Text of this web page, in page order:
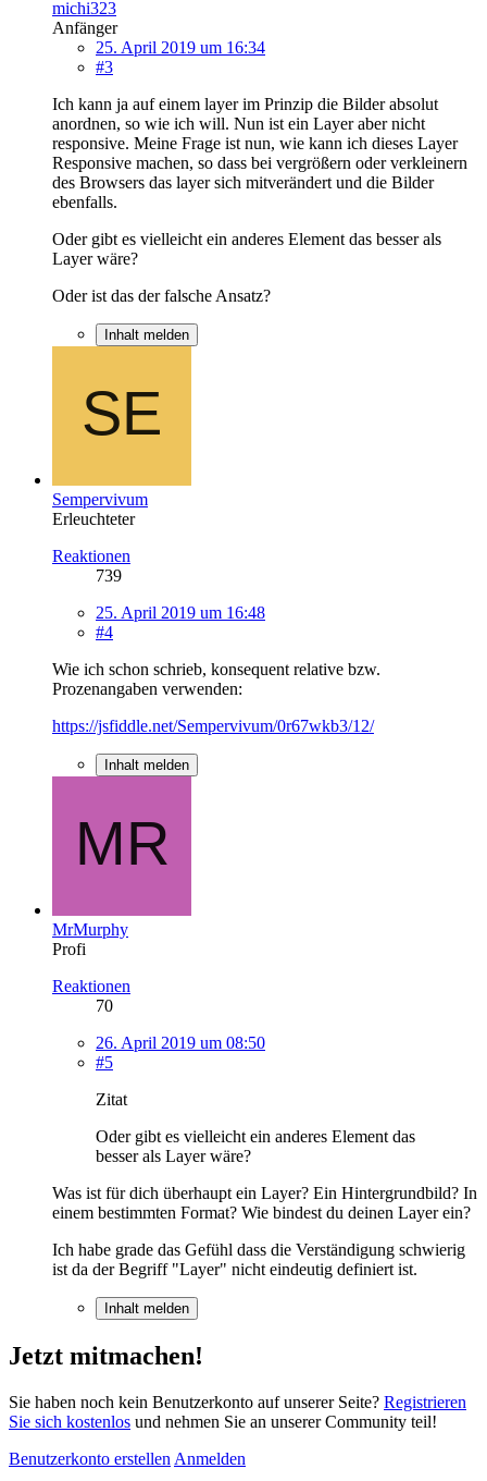
michi323
Anfänger
25. April 2019 um 16:34
#3
Ich kann ja auf einem layer im Prinzip die Bilder absolut
anordnen, so wie ich will. Nun ist ein Layer aber nicht
responsive. Meine Frage ist nun, wie kann ich dieses Layer
Responsive machen, so dass bei vergrößern oder verkleinern
des Browsers das layer sich mitverändert und die Bilder
ebenfalls.
Oder gibt es vielleicht ein anderes Element das besser als
Layer wäre?
Oder ist das der falsche Ansatz?
Inhalt melden
Sempervivum
Erleuchteter
Reaktionen
739
25. April 2019 um 16:48
#4
Wie ich schon schrieb, konsequent relative bzw.
Prozenangaben verwenden:
https://jsfiddle.net/Sempervivum/0r67wkb3/12/
Inhalt melden
MrMurphy
Profi
Reaktionen
70
26. April 2019 um 08:50
#5
Zitat
Oder gibt es vielleicht ein anderes Element das
besser als Layer wäre?
Was ist für dich überhaupt ein Layer? Ein Hintergrundbild? In
einem bestimmten Format? Wie bindest du deinen Layer ein?
Ich habe grade das Gefühl dass die Verständigung schwierig
ist da der Begriff "Layer" nicht eindeutig definiert ist.
Inhalt melden
Jetzt mitmachen!
Sie haben noch kein Benutzerkonto auf unserer Seite? Registrieren
Sie sich kostenlos und nehmen Sie an unserer Community teil!
Benutzerkonto erstellen Anmelden